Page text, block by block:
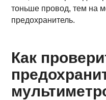
тоньше провод, тем на
предохранитель.
Как